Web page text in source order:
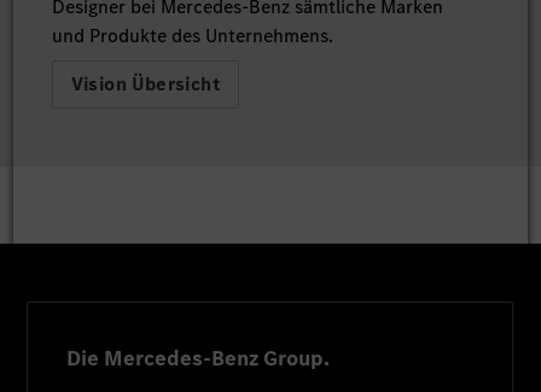
Designer bei Mercedes-Benz sämtliche Marken
und Produkte des Unternehmens.
Vision Übersicht
Die Mercedes-Benz Group.